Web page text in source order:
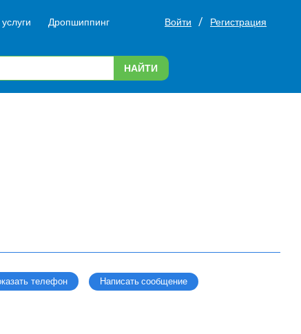
Дропшиппинг Войти / Регистрация
НАЙТИ
телефон Написать сообщение